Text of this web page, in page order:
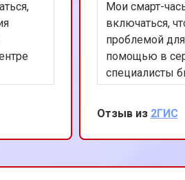
мин от 2300 ₽
от 2200 ₽
от 3500 ₽
мин от 1700 ₽
3
Мои смарт-
включаться,
проблемой
помощью в
специалисты
причиной
изношенный
замены
обновить ПО,
понравился,
Отзыв из 2ГИС